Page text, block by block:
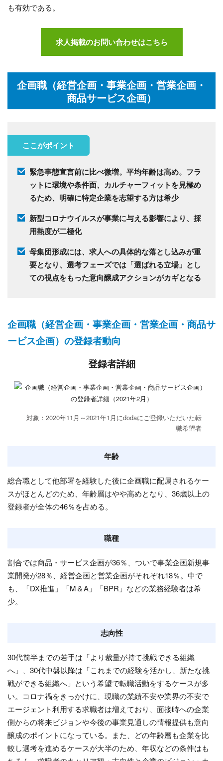
も有効である。
求人掲載のお問い合わせはこちら
企画職（経営企画・事業企画・営業企画・
商品サービス企画）
ここがポイント
緊急事態宣言前に比べ微増。平均年齢は高め。フラ
ットに環境や条件面、カルチャーフィットを見極め
るため、明確に特定企業を志望する方は希少
新型コロナウイルスが事業に与える影響により、採
用熱度が二極化
母集団形成には、求人への具体的な落とし込みが重
要となり、選考フェーズでは「選ばれる立場」とし
ての視点をもった意向醸成アクションがカギとなる
企画職（経営企画・事業企画・営業企画・商品サ
ービス企画）の登録者動向
登録者詳細
対象：2020年11月～2021年1月にdodaにご登録いただいた転
職希望者
年齢
総合職として他部署を経験した後に企画職に配属されるケー
スがほとんどのため、年齢層はやや高めとなり、36歳以上の
登録者が全体の46％を占める。
職種
割合では商品・サービス企画が36％、ついで事業企画新規事
業開発が28％、経営企画と営業企画がそれぞれ18％。中で
も、「DX推進」「M＆A」「BPR」などの業務経験者は希
少。
志向性
30代前半までの若手は「より裁量が持て挑戦できる組織
へ」、30代中盤以降は「これまでの経験を活かし、新たな挑
戦ができる組織へ」という希望で転職活動をするケースが多
い。コロナ禍をきっかけに、現職の業績不安や業界の不安で
エージェント利用する求職者は増えており、面接時への企業
側からの将来ビジョンや今後の事業見通しの情報提供も意向
醸成のポイントになっている。また、どの年齢層も企業を比
較し選考を進めるケースが大半のため、年収などの条件はも